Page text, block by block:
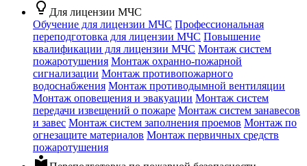
lightbulb_outline Для лицензии МЧС
Обучение для лицензии МЧС Профессиональная
переподготовка для лицензии МЧС Повышение
квалификации для лицензии МЧС Монтаж систем
пожаротушения Монтаж охранно-пожарной
сигнализации Монтаж противопожарного
водоснабжения Монтаж противодымной вентиляции
Монтаж оповещения и эвакуации Монтаж систем
передачи извещений о пожаре Монтаж систем занавесов
и завес Монтаж систем заполнения проемов Монтаж по
огнезащите материалов Монтаж первичных средств
пожаротушения
local_library